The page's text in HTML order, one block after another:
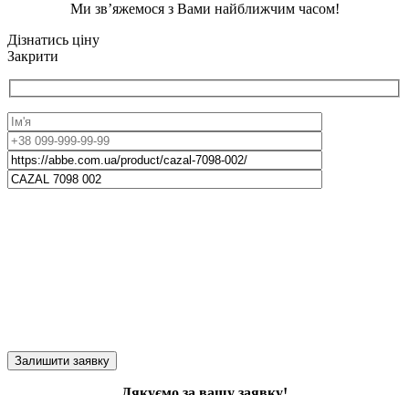
Ми зв’яжемося з Вами найближчим часом!
Дізнатись ціну
Закрити